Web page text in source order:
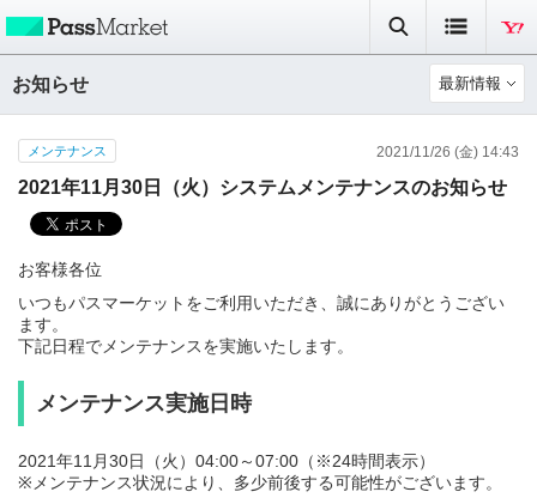
お知らせ 最新情報
メンテナンス 2021/11/26 (金) 14:43
2021年11月30日（火）システムメンテナンスのお知らせ
お客様各位
いつもパスマーケットをご利用いただき、誠にありがとうござい
ます。
下記日程でメンテナンスを実施いたします。
メンテナンス実施日時
2021年11月30日（火）04:00～07:00（※24時間表示）
※メンテナンス状況により、多少前後する可能性がございます。